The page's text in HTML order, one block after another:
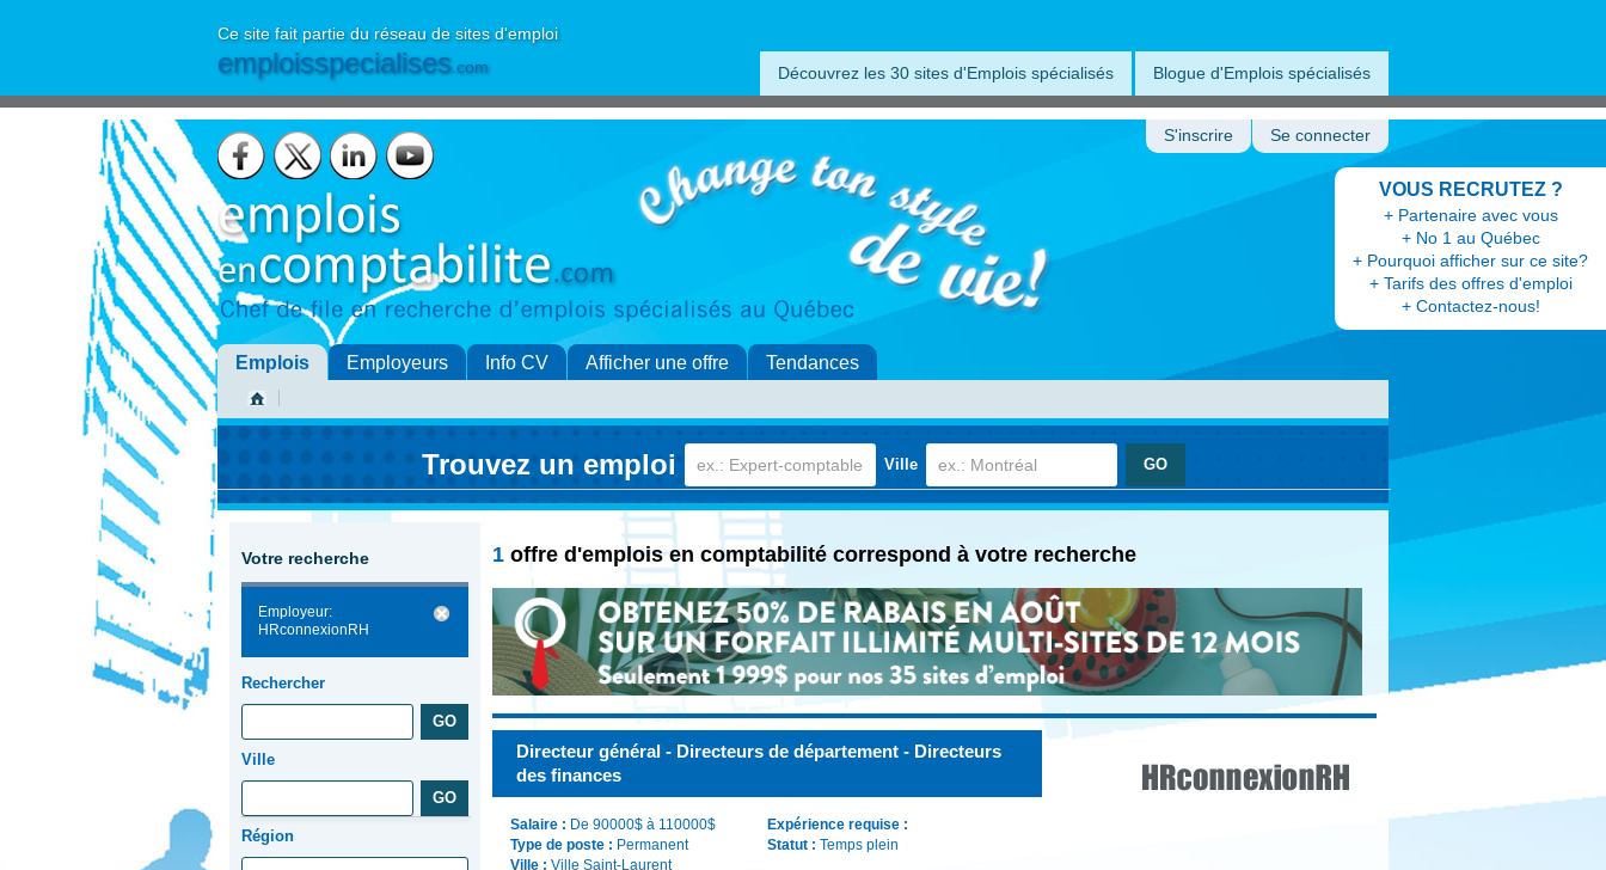
Ce site fait partie du réseau de sites d'emploi
emploisspecialises.com Découvrez les 30 sites d'Emplois spécialisés Blogue d'Emplois spécialisés
VOUS RECRUTEZ ?
+ Partenaire avec vous
+ No 1 au Québec
+ Pourquoi afficher sur ce site?
+ Tarifs des offres d'emploi
+ Contactez-nous!
S'inscrire Se connecter
Emplois Employeurs Info CV Afficher une offre Tendances
Trouvez un emploi Ville
Votre recherche
Employeur:
HRconnexionRH
Rechercher
Ville
Région
1 offre d'emplois en comptabilité correspond à votre recherche
Directeur général - Directeurs de département - Directeurs
des finances
Salaire : De 90000$ à 110000$
Type de poste : Permanent
Ville : Ville Saint-Laurent
Expérience requise :
Statut : Temps plein